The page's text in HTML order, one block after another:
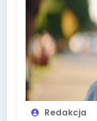
Redakcja